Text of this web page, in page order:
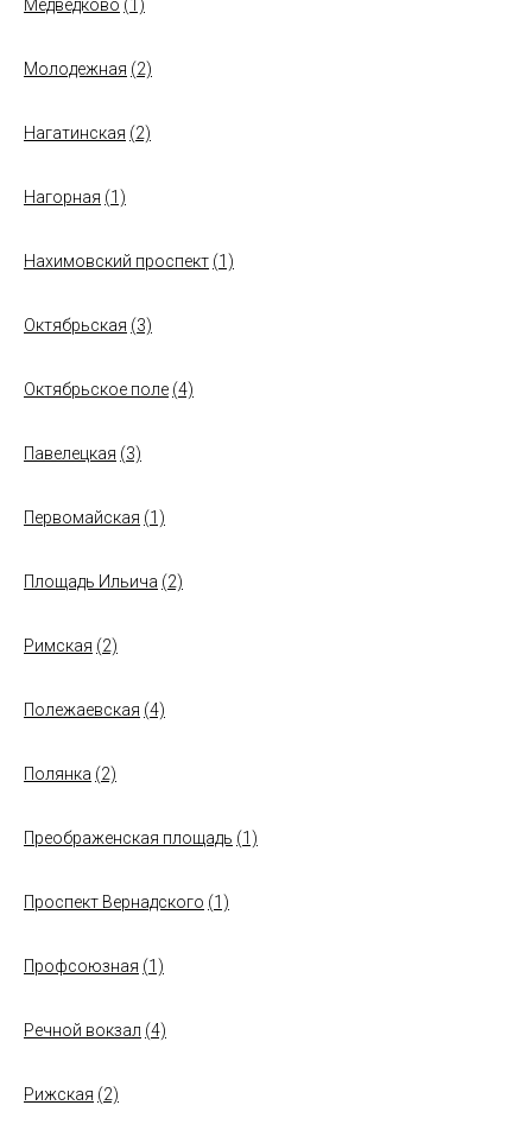
Медведково (1)
Молодежная (2)
Нагатинская (2)
Нагорная (1)
Нахимовский проспект (1)
Октябрьская (3)
Октябрьское поле (4)
Павелецкая (3)
Первомайская (1)
Площадь Ильича (2)
Римская (2)
Полежаевская (4)
Полянка (2)
Преображенская площадь (1)
Проспект Вернадского (1)
Профсоюзная (1)
Речной вокзал (4)
Рижская (2)